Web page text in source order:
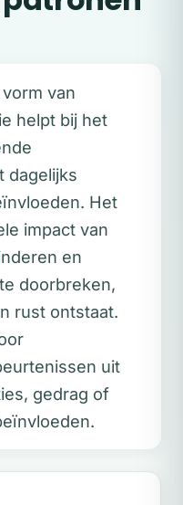
van
helpt bij het
dagelijks
Het
impact van
en
doorbreken,
rust ontstaat.
uit
gedrag of